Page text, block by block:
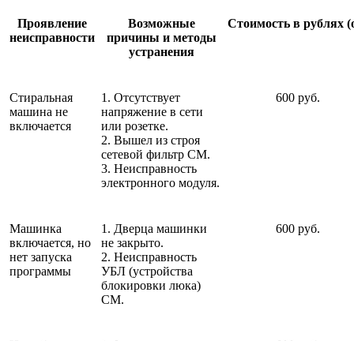
Проявление
неисправности
Возможные
причины и методы
устранения
Стоимость в рублях
Стиральная
машина не
включается
1. Отсутствует
напряжение в сети
или розетке.
2. Вышел из строя
сетевой фильтр СМ.
3. Неисправность
электронного модуля.
600 руб.
Машинка
включается, но
нет запуска
программы
1. Дверца машинки
не закрыто.
2. Неисправность
УБЛ (устройства
блокировки люка)
СМ.
600 руб.